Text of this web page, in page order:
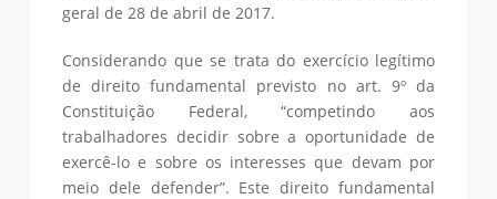
geral de 28 de abril de 2017.
Considerando que se trata do exercício legítimo
de direito fundamental previsto no art. 9º da
Constituição Federal, “competindo aos
trabalhadores decidir sobre a oportunidade de
exercê-lo e sobre os interesses que devam por
meio dele defender”. Este direito fundamental